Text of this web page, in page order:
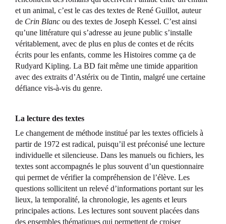
et un animal, c’est le cas des textes de René Guillot, auteur
de Crin Blanc ou des textes de Joseph Kessel. C’est ainsi
qu’une littérature qui s’adresse au jeune public s’installe
véritablement, avec de plus en plus de contes et de récits
écrits pour les enfants, comme les Histoires comme ça de
Rudyard Kipling. La BD fait même une timide apparition
avec des extraits d’Astérix ou de Tintin, malgré une certaine
défiance vis-à-vis du genre.
La lecture des textes
Le changement de méthode institué par les textes officiels à
partir de 1972 est radical, puisqu’il est préconisé une lecture
individuelle et silencieuse. Dans les manuels ou fichiers, les
textes sont accompagnés le plus souvent d’un questionnaire
qui permet de vérifier la compréhension de l’élève. Les
questions sollicitent un relevé d’informations portant sur les
lieux, la temporalité, la chronologie, les agents et leurs
principales actions. Les lectures sont souvent placées dans
des ensembles thématiques qui permettent de croiser